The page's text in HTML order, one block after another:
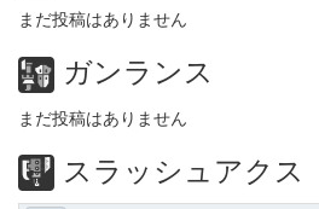
まだ投稿はありません
ガンランス
まだ投稿はありません
スラッシュアクス